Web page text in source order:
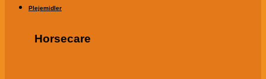
Plejemidler
Horsecare